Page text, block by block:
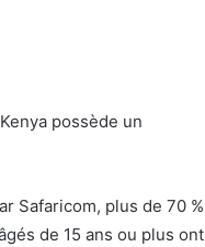
possède un
Safaricom, plus de 70 %
de 15 ans ou plus ont